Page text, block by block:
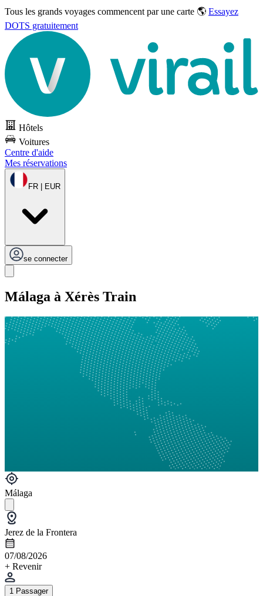
Tous les grands voyages commencent par une carte 🌎 Essayez
DOTS gratuitement
Hôtels
Voitures
Centre d'aide
Mes réservations
FR | EUR
se connecter
Málaga à Xérès Train
Málaga
Jerez de la Frontera
07/08/2026
+ Revenir
1 Passager